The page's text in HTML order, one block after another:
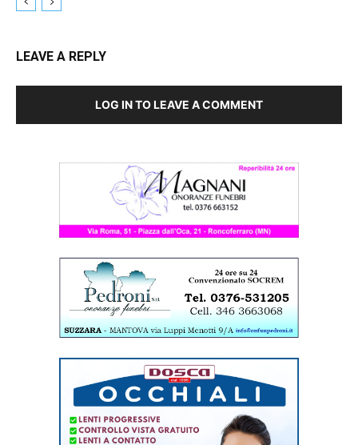
LEAVE A REPLY
LOG IN TO LEAVE A COMMENT